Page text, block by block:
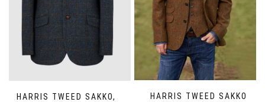
HARRIS TWEED SAKKO,
HARRIS TWEED SAKKO